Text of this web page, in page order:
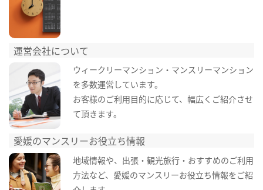
運営会社について
ウィークリーマンション・マンスリーマンション
を多数運営しています。
お客様のご利用目的に応じて、幅広くご紹介させ
て頂きます。
愛媛のマンスリーお役立ち情報
地域情報や、出張・観光旅行・おすすめのご利用
方法など、愛媛のマンスリーお役立ち情報をご紹